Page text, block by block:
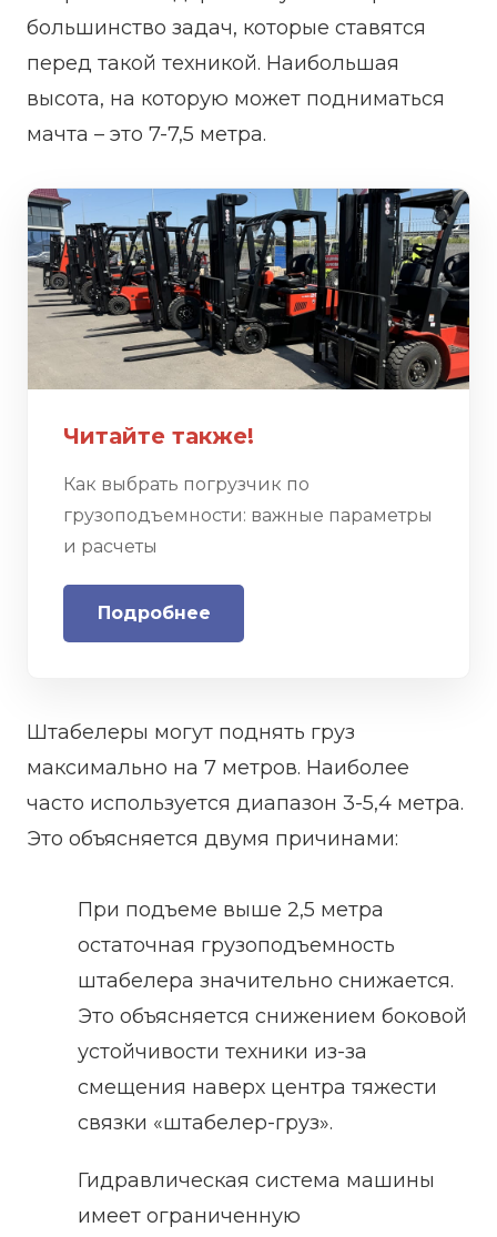
большинство задач, которые ставятся
перед такой техникой. Наибольшая
высота, на которую может подниматься
мачта – это 7-7,5 метра.
Читайте также!
Как выбрать погрузчик по
грузоподъемности: важные параметры
и расчеты
Подробнее
Штабелеры могут поднять груз
максимально на 7 метров. Наиболее
часто используется диапазон 3-5,4 метра.
Это объясняется двумя причинами:
При подъеме выше 2,5 метра
остаточная грузоподъемность
штабелера значительно снижается.
Это объясняется снижением боковой
устойчивости техники из-за
смещения наверх центра тяжести
связки «штабелер-груз».
Гидравлическая система машины
имеет ограниченную